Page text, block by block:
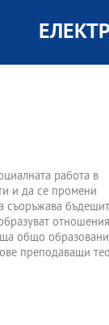
работа в
и да се промени
съоръжава
общо
преподаващи